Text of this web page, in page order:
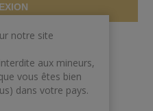
notre site
aux mineurs,
vous êtes bien
dans votre pays.